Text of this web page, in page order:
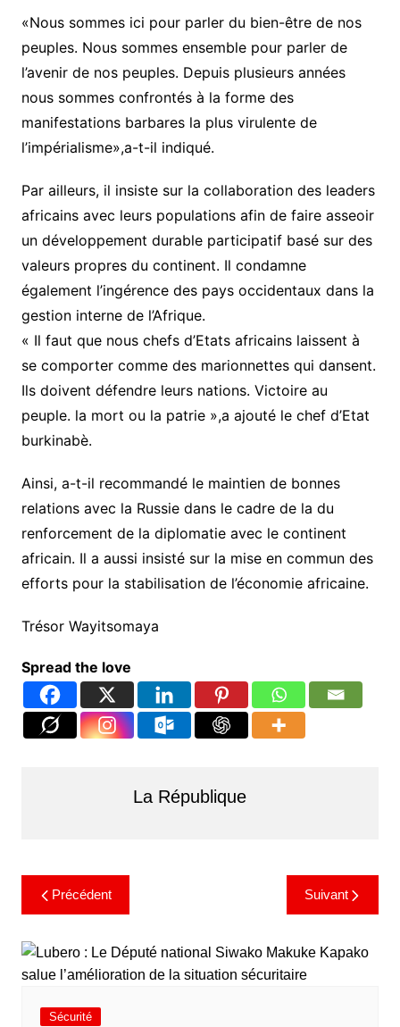
«Nous sommes ici pour parler du bien-être de nos
peuples. Nous sommes ensemble pour parler de
l’avenir de nos peuples. Depuis plusieurs années
nous sommes confrontés à la forme des
manifestations barbares la plus virulente de
l’impérialisme»,a-t-il indiqué.
Par ailleurs, il insiste sur la collaboration des leaders
africains avec leurs populations afin de faire asseoir
un développement durable participatif basé sur des
valeurs propres du continent. Il condamne
également l’ingérence des pays occidentaux dans la
gestion interne de l’Afrique.
« Il faut que nous chefs d’Etats africains laissent à
se comporter comme des marionnettes qui dansent.
Ils doivent défendre leurs nations. Victoire au
peuple. la mort ou la patrie »,a ajouté le chef d’Etat
burkinabè.
Ainsi, a-t-il recommandé le maintien de bonnes
relations avec la Russie dans le cadre de la du
renforcement de la diplomatie avec le continent
africain. Il a aussi insisté sur la mise en commun des
efforts pour la stabilisation de l’économie africaine.
Trésor Wayitsomaya
Spread the love
La République
Précédent Suivant
Sécurité